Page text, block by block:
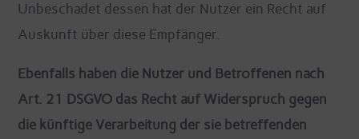
Unbeschadet dessen hat der Nutzer ein Recht auf
Auskunft über diese Empfänger.
Ebenfalls haben die Nutzer und Betroffenen nach
Art. 21 DSGVO das Recht auf Widerspruch gegen
die künftige Verarbeitung der sie betreffenden